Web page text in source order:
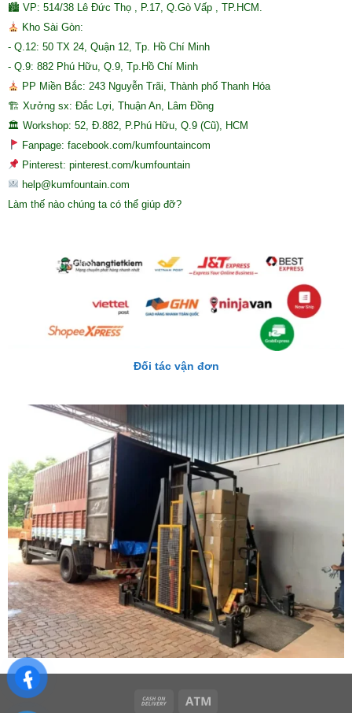
🏙 VP: 514/38 Lê Đức Thọ , P.17, Q.Gò Vấp , TP.HCM.
Kho Sài Gòn:
- Q.12: 50 TX 24, Quận 12, Tp. Hồ Chí Minh
- Q.9: 882 Phú Hữu, Q.9, Tp.Hồ Chí Minh
PP Miền Bắc: 243 Nguyễn Trãi, Thành phố Thanh Hóa
🏗 Xưởng sx: Đắc Lợi, Thuận An, Lâm Đồng
🏛 Workshop: 52, Đ.882, P.Phú Hữu, Q.9 (Cũ), HCM
Fanpage: facebook.com/kumfountaincom
Pinterest: pinterest.com/kumfountain
help@kumfountain.com
Làm thế nào chúng ta có thể giúp đỡ?
Đối tác vận đơn